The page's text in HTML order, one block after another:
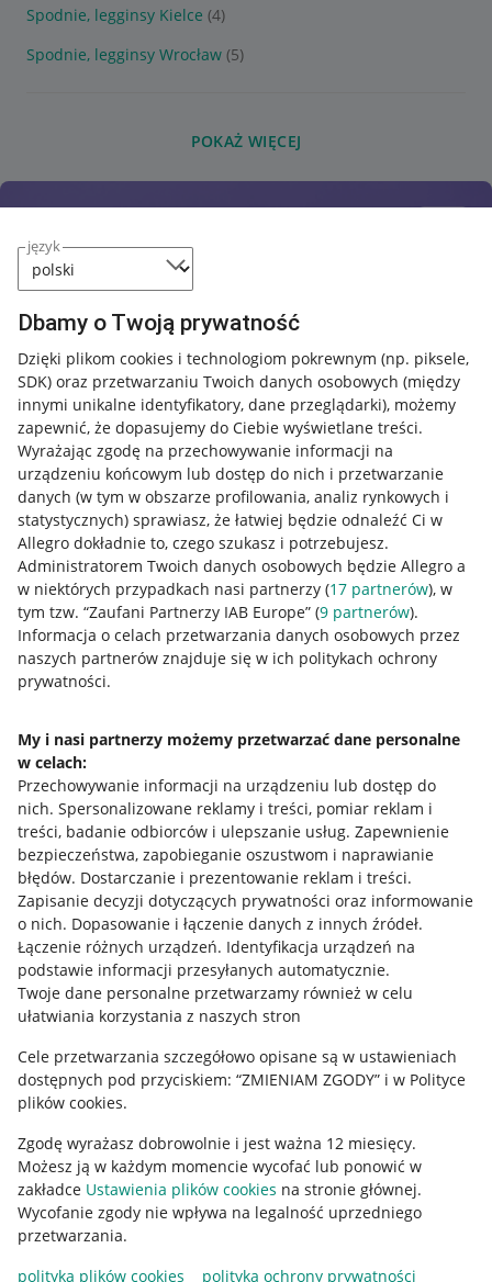
język
Dbamy o Twoją prywatność
Dzięki plikom cookies i technologiom pokrewnym (np. piksele,
SDK) oraz przetwarzaniu Twoich danych osobowych (między
innymi unikalne identyfikatory, dane przeglądarki), możemy
zapewnić, że dopasujemy do Ciebie wyświetlane treści.
Wyrażając zgodę na przechowywanie informacji na
urządzeniu końcowym lub dostęp do nich i przetwarzanie
danych (w tym w obszarze profilowania, analiz rynkowych i
statystycznych) sprawiasz, że łatwiej będzie odnaleźć Ci w
Allegro dokładnie to, czego szukasz i potrzebujesz.
Administratorem Twoich danych osobowych będzie Allegro a
w niektórych przypadkach nasi partnerzy (17 partnerów), w
tym tzw. “Zaufani Partnerzy IAB Europe” (9 partnerów).
Informacja o celach przetwarzania danych osobowych przez
naszych partnerów znajduje się w ich politykach ochrony
prywatności.
My i nasi partnerzy możemy przetwarzać dane personalne
w celach:
Przechowywanie informacji na urządzeniu lub dostęp do
nich. Spersonalizowane reklamy i treści, pomiar reklam i
treści, badanie odbiorców i ulepszanie usług. Zapewnienie
bezpieczeństwa, zapobieganie oszustwom i naprawianie
błędów. Dostarczanie i prezentowanie reklam i treści.
Zapisanie decyzji dotyczących prywatności oraz informowanie
o nich. Dopasowanie i łączenie danych z innych źródeł.
Łączenie różnych urządzeń. Identyfikacja urządzeń na
podstawie informacji przesyłanych automatycznie.
Twoje dane personalne przetwarzamy również w celu
ułatwiania korzystania z naszych stron
Cele przetwarzania szczegółowo opisane są w ustawieniach
dostępnych pod przyciskiem: “ZMIENIAM ZGODY” i w Polityce
plików cookies.
Zgodę wyrażasz dobrowolnie i jest ważna 12 miesięcy.
Możesz ją w każdym momencie wycofać lub ponowić w
zakładce Ustawienia plików cookies na stronie głównej.
Wycofanie zgody nie wpływa na legalność uprzedniego
przetwarzania.
polityka plików cookies
polityka ochrony prywatności
Spodnie, legginsy Kielce (4)
Spodnie, legginsy Wrocław (5)
POKAŻ WIĘCEJ
Przydatne informacje
Jak to działa
Allegro Gadane dla sprzedających
Allegro Gadane dla kupujących
Mapa miejscowości
Informacje prawne
Regulamin
Polityka plików "cookies"
Ustawienia plików "cookies"
Udostępnianie lokalizacji
Informacje dla Aktu o Usługach Cyfrowych
Pobierz aplikację